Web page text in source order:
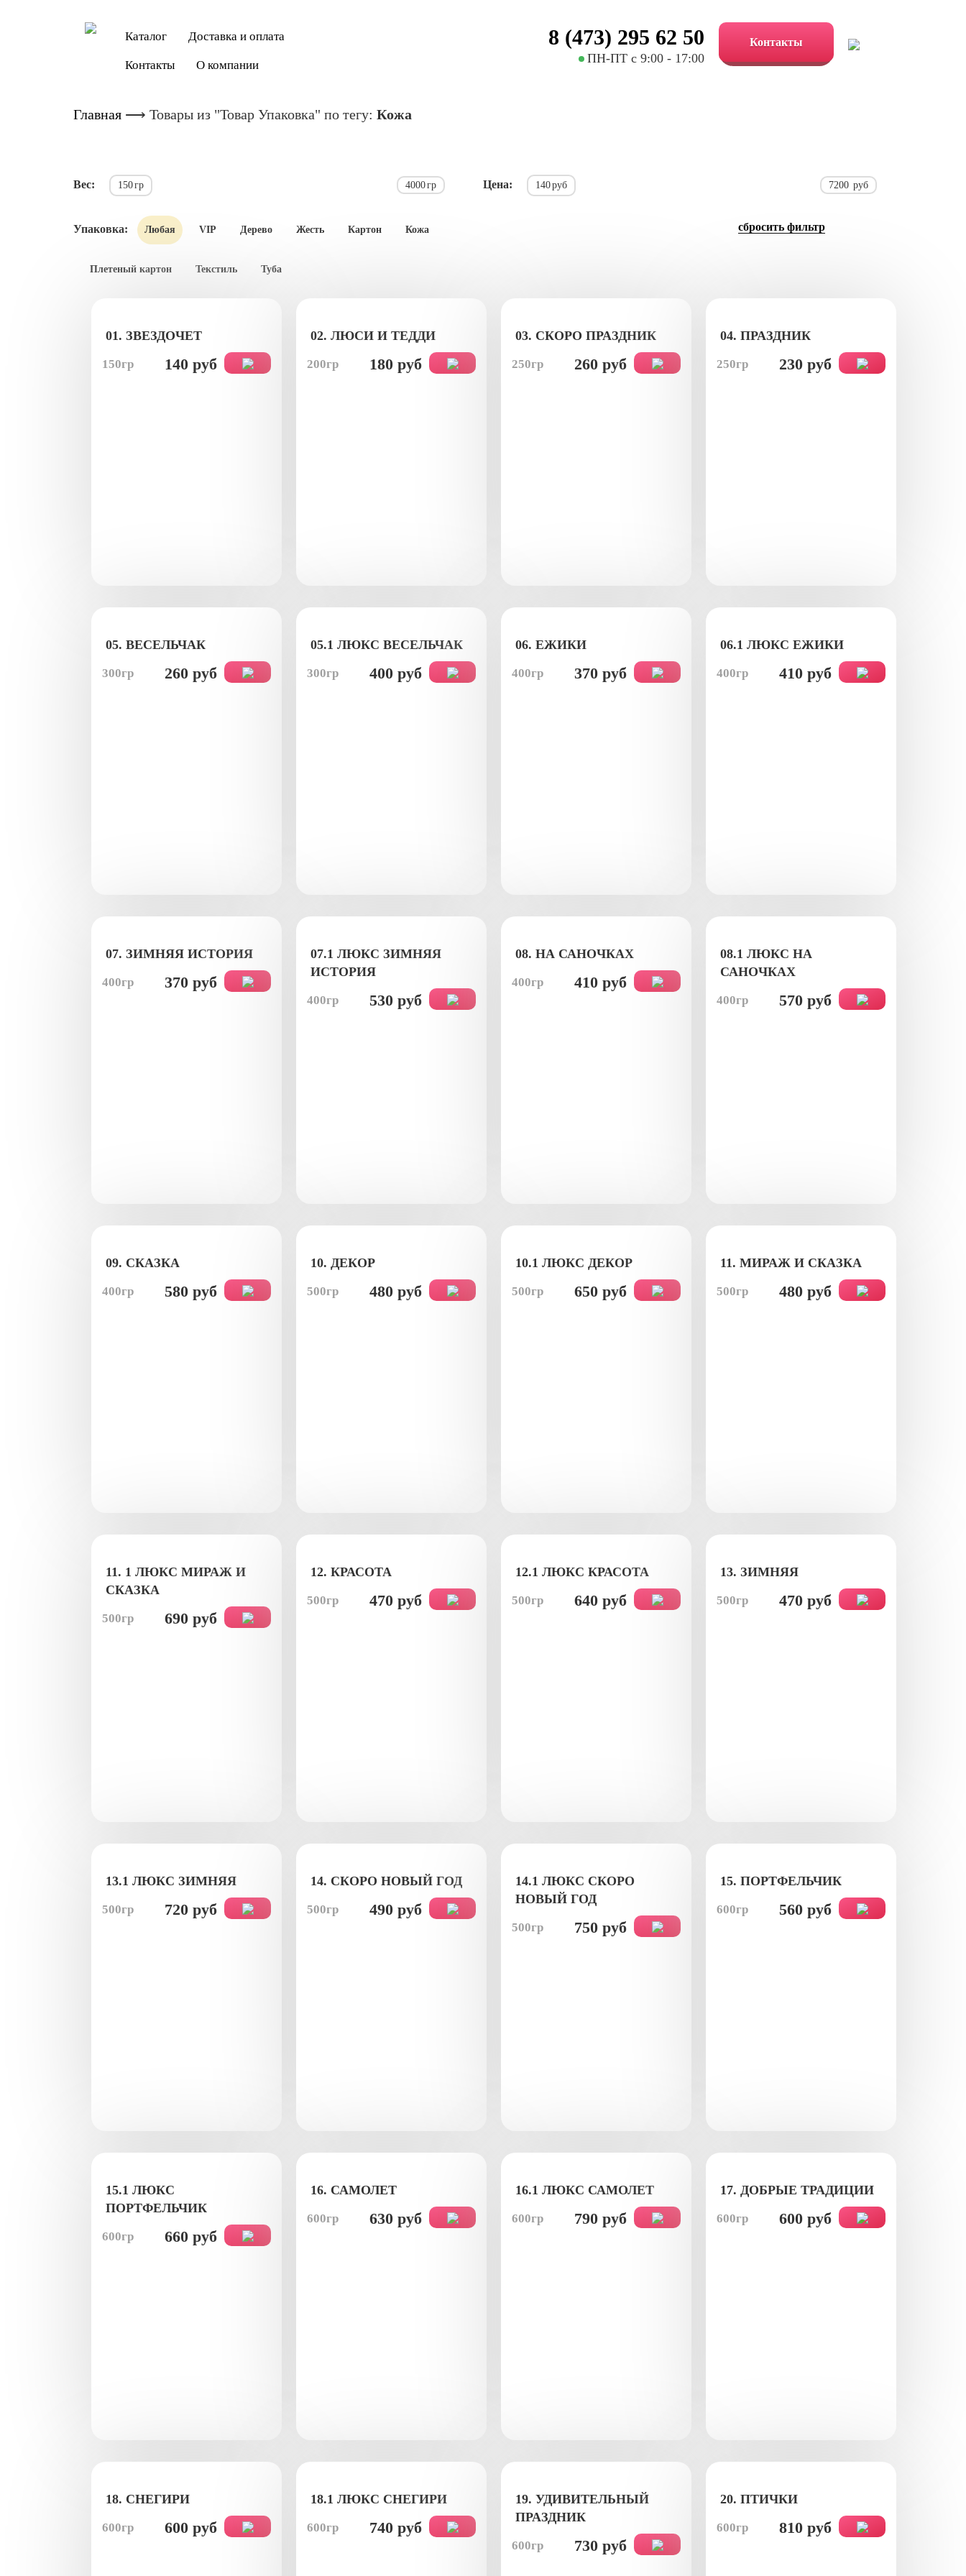
Каталог Доставка и оплата
Контакты О компании
Контакты
8 (473) 295 62 50
ПН-ПТ с 9:00 - 17:00
Главная ⟶ Товары из "Товар Упаковка" по тегу: Кожа
Вес: 150гр 4000гр Цена: 140руб 7200 руб
Упаковка: Любая VIP Дерево Жесть Картон Кожа
Плетеный картон Текстиль Туба
cбросить фильтр
01. ЗВЕЗДОЧЕТ
150гр 140 руб
02. ЛЮСИ И ТЕДДИ
200гр 180 руб
03. СКОРО ПРАЗДНИК
250гр 260 руб
04. ПРАЗДНИК
250гр 230 руб
05. ВЕСЕЛЬЧАК
300гр 260 руб
05.1 ЛЮКС ВЕСЕЛЬЧАК
300гр 400 руб
06. ЕЖИКИ
400гр 370 руб
06.1 ЛЮКС ЕЖИКИ
400гр 410 руб
07. ЗИМНЯЯ ИСТОРИЯ
400гр 370 руб
07.1 ЛЮКС ЗИМНЯЯ
ИСТОРИЯ
400гр 530 руб
08. НА САНОЧКАХ
400гр 410 руб
08.1 ЛЮКС НА
САНОЧКАХ
400гр 570 руб
09. СКАЗКА
400гр 580 руб
10. ДЕКОР
500гр 480 руб
10.1 ЛЮКС ДЕКОР
500гр 650 руб
11. МИРАЖ И СКАЗКА
500гр 480 руб
11. 1 ЛЮКС МИРАЖ И
СКАЗКА
500гр 690 руб
12. КРАСОТА
500гр 470 руб
12.1 ЛЮКС КРАСОТА
500гр 640 руб
13. ЗИМНЯЯ
500гр 470 руб
13.1 ЛЮКС ЗИМНЯЯ
500гр 720 руб
14. СКОРО НОВЫЙ ГОД
500гр 490 руб
14.1 ЛЮКС СКОРО
НОВЫЙ ГОД
500гр 750 руб
15. ПОРТФЕЛЬЧИК
600гр 560 руб
15.1 ЛЮКС
ПОРТФЕЛЬЧИК
600гр 660 руб
16. САМОЛЕТ
600гр 630 руб
16.1 ЛЮКС САМОЛЕТ
600гр 790 руб
17. ДОБРЫЕ ТРАДИЦИИ
600гр 600 руб
18. СНЕГИРИ
600гр 600 руб
18.1 ЛЮКС СНЕГИРИ
600гр 740 руб
19. УДИВИТЕЛЬНЫЙ
ПРАЗДНИК
600гр 730 руб
20. ПТИЧКИ
600гр 810 руб